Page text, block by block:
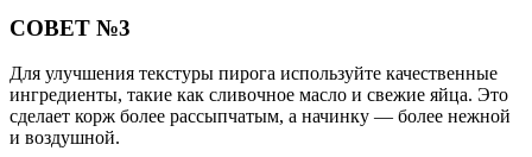
СОВЕТ №3
Для улучшения текстуры пирога используйте качественные
ингредиенты, такие как сливочное масло и свежие яйца. Это
сделает корж более рассыпчатым, а начинку — более нежной
и воздушной.